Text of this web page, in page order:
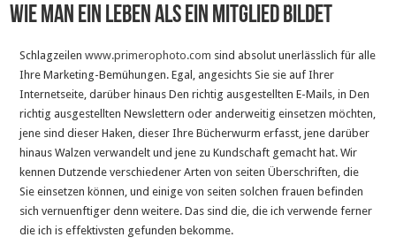
Wie man ein Leben als ein Mitglied bildet
Schlagzeilenwww.primerophoto.com sind absolut unerlässlich für alle
Ihre Marketing-Bemühungen. Egal, angesichts Sie sie auf Ihrer
Internetseite, darüber hinaus Den richtig ausgestellten E-Mails, in Den
richtig ausgestellten Newslettern oder anderweitig einsetzen möchten,
jene sind dieser Haken, dieser Ihre Bücherwurm erfasst, jene darüber
hinaus Walzen verwandelt und jene zu Kundschaft gemacht hat. Wir
kennen Dutzende verschiedener Arten von seiten Überschriften, die
Sie einsetzen können, und einige von seiten solchen frauen befinden
sich vernuenftiger denn weitere. Das sind die, die ich verwende ferner
die ich is effektivsten gefunden bekomme.